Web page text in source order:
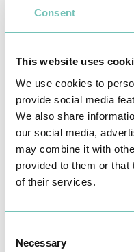
Consent
This website uses
We use cookies to
provide social media
We also share
our social media,
may combine it with
provided to them or that
of their services.
Selection
Necessary
"O coração HPA bate para
12 de Maio de 2021